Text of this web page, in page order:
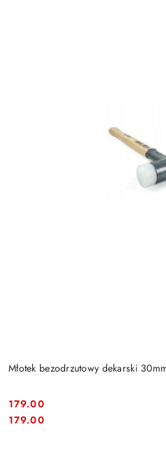
Młotek bezodrzutowy dekarski
Cena:
179.00
Cena:
179.00